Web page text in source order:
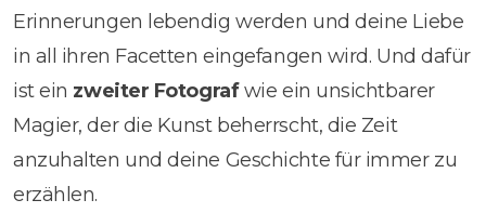
Erinnerungen lebendig werden und deine Liebe
in all ihren Facetten eingefangen wird. Und dafür
ist ein zweiter Fotografwie ein unsichtbarer
Magier, der die Kunst beherrscht, die Zeit
anzuhalten und deine Geschichte für immer zu
erzählen.